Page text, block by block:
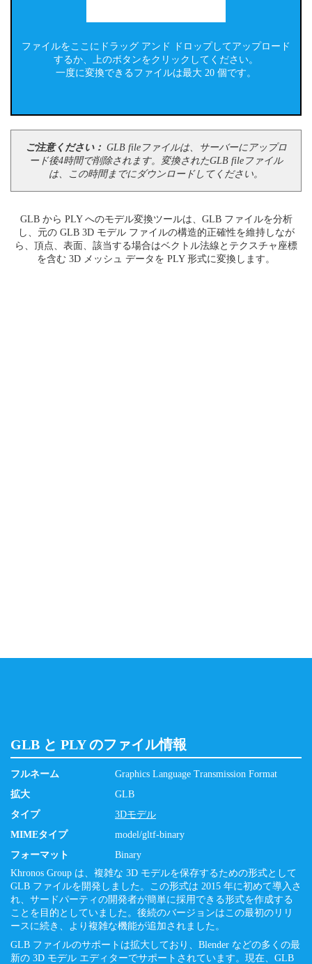
ファイルをここにドラッグ アンド ドロップしてアップロード
するか、上のボタンをクリックしてください。
一度に変換できるファイルは最大 20 個です。
ご注意ください： GLB fileファイルは、サーバーにアップロ
ード後4時間で削除されます。変換されたGLB fileファイル
は、この時間までにダウンロードしてください。
GLB から PLY へのモデル変換ツールは、GLB ファイルを分析
し、元の GLB 3D モデル ファイルの構造的正確性を維持しなが
ら、頂点、表面、該当する場合はベクトル法線とテクスチャ座標
を含む 3D メッシュ データを PLY 形式に変換します。
GLB と PLY のファイル情報
フルネーム
Graphics Language Transmission Format
拡大
GLB
タイプ
3Dモデル
MIMEタイプ
model/gltf-binary
フォーマット
Binary
Khronos Group は、複雑な 3D モデルを保存するための形式として
GLB ファイルを開発しました。この形式は 2015 年に初めて導入さ
れ、サードパーティの開発者が簡単に採用できる形式を作成する
ことを目的としていました。後続のバージョンはこの最初のリリ
ースに続き、より複雑な機能が追加されました。
GLB ファイルのサポートは拡大しており、Blender などの多くの最
新の 3D モデル エディターでサポートされています。現在、GLB